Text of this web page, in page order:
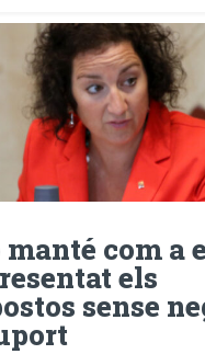
manté com a
els
sense